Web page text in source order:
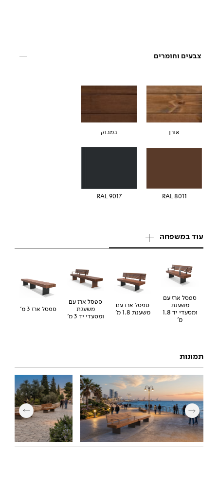
צבעים וחומרים
אורן במבוק
RAL 8011
RAL 9017
עוד במשפחה
ספסל ארז עם
משענת
ומסעדי יד 1.8
מ'
ספסל ארז עם
משענת 1.8 מ'
ספסל ארז עם
משענת
ומסעדי יד 3 מ'
ספסל ארז 3 מ'
תמונות